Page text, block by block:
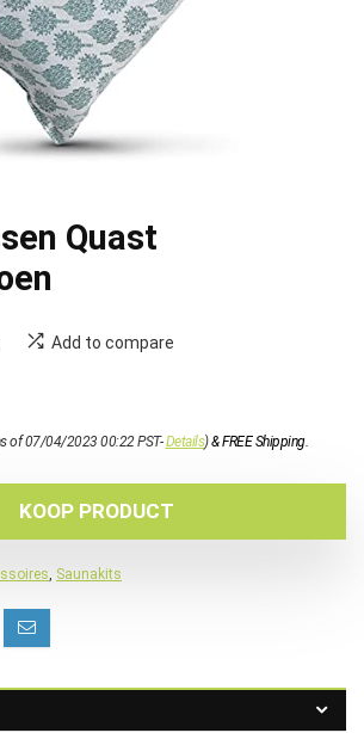
Quast
Add to compare
of 07/04/2023 00:22 PST-Details)&FREE Shipping.
KOOP PRODUCT
, Saunakits